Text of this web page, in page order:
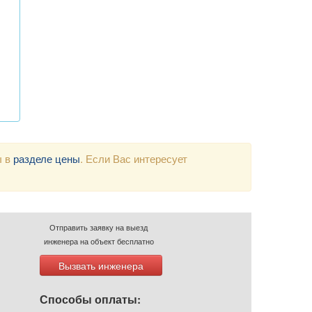
в разделе цены. Если Вас интересует
Отправить заявку на выезд
инженера на объект бесплатно
Вызвать инженера
Способы оплаты: